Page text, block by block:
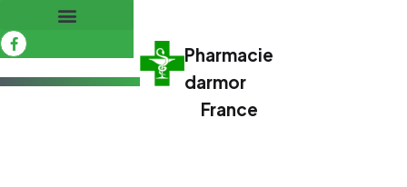
Pharmacie
darmor
France